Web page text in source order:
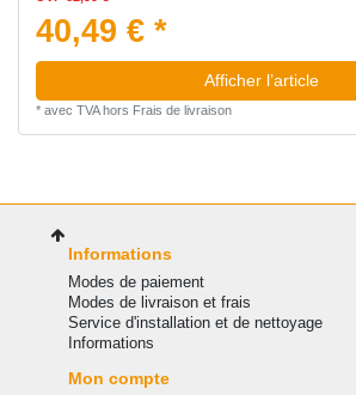
40,49 € *
Afficher l’article
* avec TVAhors Frais de livraison
Informations
Modes de paiement
Modes de livraison et frais
Service d'installation et de nettoyage
Informations
Mon compte